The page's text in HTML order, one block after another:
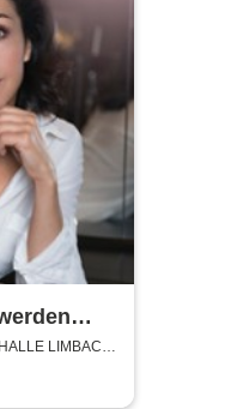
LIMBACH-